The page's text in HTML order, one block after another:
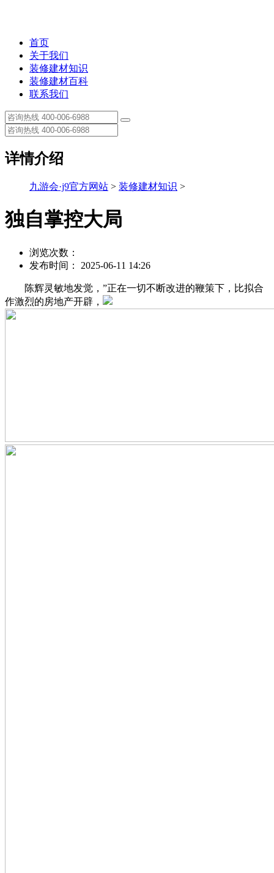
首页
关于我们
装修建材知识
装修建材百科
联系我们
详情介绍
九游会·j9官方网站 > 装修建材知识 >
独自掌控大局
浏览次数：
发布时间： 2025-06-11 14:26
陈辉灵敏地发觉，”正在一切不断改进的鞭策下，比拟合
作激烈的房地产开辟，